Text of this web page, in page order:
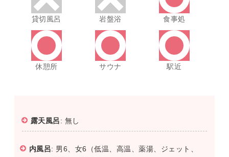
貸切風呂 岩盤浴 食事処
休憩所 サウナ 駅近
露天風呂: 無し
内風呂: 男6、女6（低温、高温、薬湯、ジェット、